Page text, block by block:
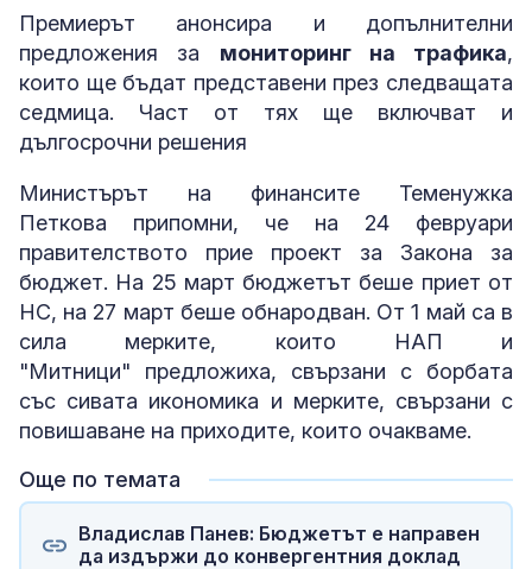
Премиерът анонсира и допълнителни
предложения за мониторинг на трафика,
които ще бъдат представени през следващата
седмица. Част от тях ще включват и
дългосрочни решения
Министърът на финансите Теменужка
Петкова припомни, че на 24 февруари
правителството прие проект за Закона за
бюджет. На 25 март бюджетът беше приет от
НС, на 27 март беше обнародван. От 1 май са в
сила мерките, които НАП и
"Митници" предложиха, свързани с борбата
със сивата икономика и мерките, свързани с
повишаване на приходите, които очакваме.
Още по темата
Владислав Панев: Бюджетът е направен
да издържи до конвергентния доклад